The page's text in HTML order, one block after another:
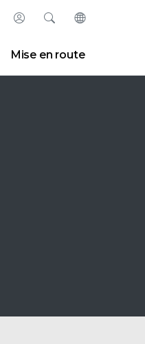
ConnexionRechercherChanger de
Mise en route